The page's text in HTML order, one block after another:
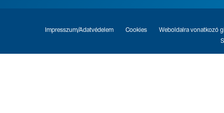
Impresszum/Adatvédelem Cookies
Weboldalra vonatkozó